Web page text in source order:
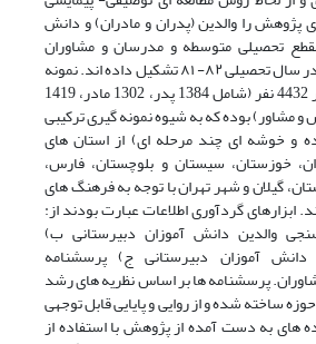
پژوهش را والدین (پدران و مادران) و دانش
تحصیلی متوسطه و مدرسان و مشاوران
آموزش خانواده کشور در سال تحصیلی ۸۲- ۸۱ تشکیل داده اند. نمونه
های پژوهش مشتمل بر 4432 نفر (شامل 1384 پدر، 1302 مادر، 1419
و 327 مدرس و مشاور) بوده که به شیوه نمونه گیری ترکیبی
و خوشه ای چند مرحله ای) از استان های
خوزستان، سیستان و بلوچستان، فارس،
گیلان و شهر تهران با توجه به فرهنگ های
ابزارهای گردآوری اطلاعات عبارت بودند از:
والدین دانش آموزان دبیرستانی ب)
آموزان دبیرستانی ج) پرسشنامه
پرسشنامه ها بر اساس نظریه های رشد
ساخته شده و از روایی و پایایی قابل توجهی
های به دست آمده از پژوهش با استفاده از